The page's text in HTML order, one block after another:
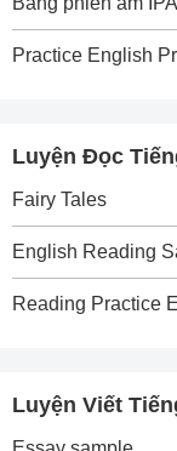
Practice English
Luyện Đọc
Fairy Tales
English Reading
Reading Practice
Luyện Viết